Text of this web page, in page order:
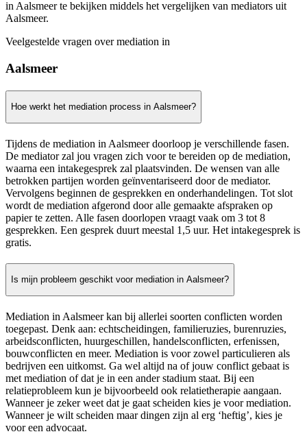
in Aalsmeer te bekijken middels het vergelijken van mediators uit
Aalsmeer.
Veelgestelde vragen over mediation in
Aalsmeer
Hoe werkt het mediation process in Aalsmeer?
Tijdens de mediation in Aalsmeer doorloop je verschillende fasen.
De mediator zal jou vragen zich voor te bereiden op de mediation,
waarna een intakegesprek zal plaatsvinden. De wensen van alle
betrokken partijen worden geïnventariseerd door de mediator.
Vervolgens beginnen de gesprekken en onderhandelingen. Tot slot
wordt de mediation afgerond door alle gemaakte afspraken op
papier te zetten. Alle fasen doorlopen vraagt vaak om 3 tot 8
gesprekken. Een gesprek duurt meestal 1,5 uur. Het intakegesprek is
gratis.
Is mijn probleem geschikt voor mediation in Aalsmeer?
Mediation in Aalsmeer kan bij allerlei soorten conflicten worden
toegepast. Denk aan: echtscheidingen, familieruzies, burenruzies,
arbeidsconflicten, huurgeschillen, handelsconflicten, erfenissen,
bouwconflicten en meer. Mediation is voor zowel particulieren als
bedrijven een uitkomst. Ga wel altijd na of jouw conflict gebaat is
met mediation of dat je in een ander stadium staat. Bij een
relatieprobleem kun je bijvoorbeeld ook relatietherapie aangaan.
Wanneer je zeker weet dat je gaat scheiden kies je voor mediation.
Wanneer je wilt scheiden maar dingen zijn al erg ‘heftig’, kies je
voor een advocaat.